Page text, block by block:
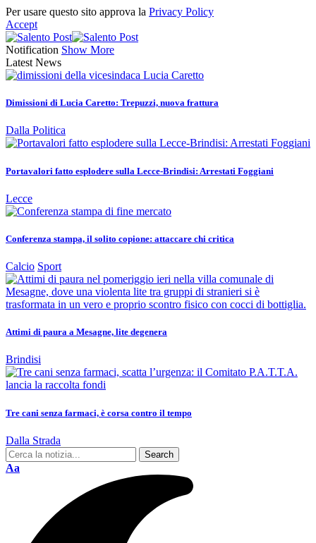
Per usare questo sito approva la Privacy Policy
Accept
Notification Show More
Latest News
Dimissioni di Lucia Caretto: Trepuzzi, nuova frattura
Dalla Politica
Portavalori fatto esplodere sulla Lecce-Brindisi: Arrestati Foggiani
Lecce
Conferenza stampa, il solito copione: attaccare chi critica
Calcio Sport
Attimi di paura a Mesagne, lite degenera
Brindisi
Tre cani senza farmaci, è corsa contro il tempo
Dalla Strada
Aa